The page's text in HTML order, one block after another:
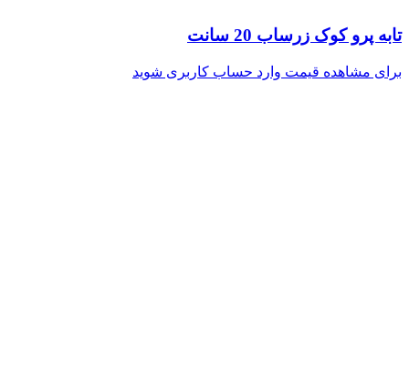
تابه پرو کوک زرساب 20 سانت
برای مشاهده قیمت وارد حساب کاربری شوید